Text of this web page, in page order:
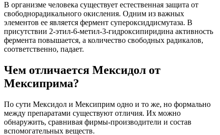
В организме человека существует естественная защита от
свободнорадикального окисления. Одним из важных
элементов ее является фермент супероксиддисмутаза. В
присутствии 2-этил-6-метил-3-гидроксипиридина активность
фермента повышается, а количество свободных радикалов,
соответственно, падает.
Чем отличается Мексидол от
Мексиприма?
По сути Мексидол и Мексиприм одно и то же, но формально
между препаратами существуют отличия. Их можно
обнаружить, сравнивая фирмы-производители и состав
вспомогательных веществ.